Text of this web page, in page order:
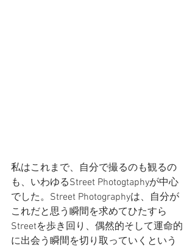
私はこれまで、自分で撮るのも観るの
も、いわゆるStreet Photogtaphyが中心
でした。Street Photographyは、自分が
これだと思う瞬間を求めてひたすら
Streetを歩き回り、偶然的そして運命的
に出会う瞬間を切り取っていくという